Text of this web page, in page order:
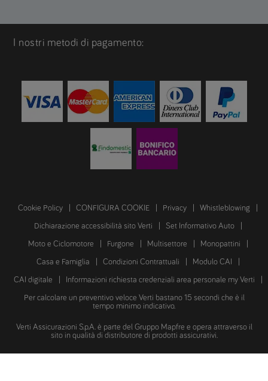
I nostri metodi di pagamento:
Cookie Policy CONFIGURA COOKIE Privacy Whistleblowing
Dichiarazione accessibilità sito Verti Set Informativo Auto
Moto e Ciclomotore Furgone Multisettore Monopattini
Casa e Famiglia Condizioni Contrattuali Modulo CAI
CAI digitale Informazioni richiesta credenziali area personale my Verti
Per calcolare un preventivo veloce Verti bastano 15 secondi che è il
tempo minimo indicativo.
Verti Assicurazioni S.p.A. è parte del Gruppo Mapfre e opera attraverso il
sito in qualità di distributore di prodotti assicurativi.